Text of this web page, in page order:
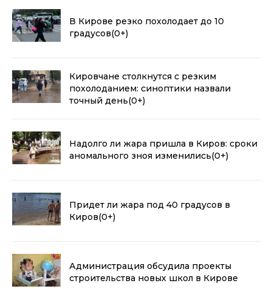
В Кирове резко похолодает до 10
градусов(0+)
Кировчане столкнутся с резким
похолоданием: синоптики назвали
точный день(0+)
Надолго ли жара пришла в Киров: сроки
аномального зноя изменились(0+)
Придет ли жара под 40 градусов в
Киров(0+)
Администрация обсудила проекты
строительства новых школ в Кирове